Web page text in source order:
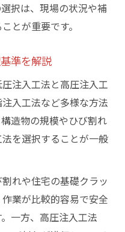
択は、現場の状況や補
とが重要です。
準を解説
注入工法と高圧注入工
入工法など多様な方法
造物の規模やひび割れ
を選択することが一般
れや住宅の基礎クラッ
業が比較的容易で安全
一方、高圧注入工法